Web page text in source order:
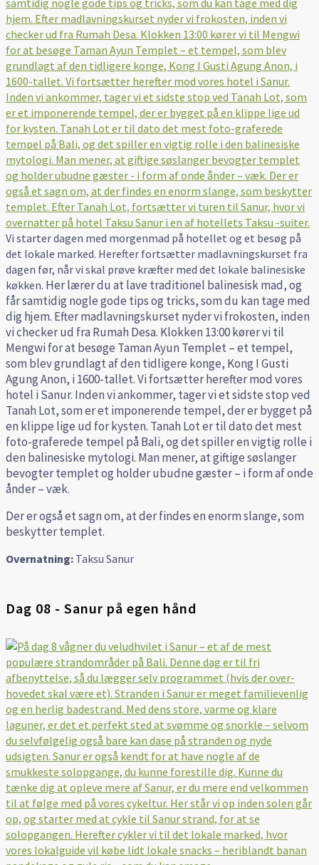
Vi starter dagen med morgenmad på hotellet og et besøg på
det lokale marked. Herefter fortsætter madlavningskurset fra
dagen før, når vi skal prøve kræfter med det lokale balinesiske
køkken. Her lærer du at lave traditionel balinesisk mad, og
får samtidig nogle gode tips og tricks, som du kan tage med
dig hjem. Efter madlavningskurset nyder vi frokosten, inden
vi checker ud fra Rumah Desa. Klokken 13:00 kører vi til
Mengwi for at besøge Taman Ayun Templet – et tempel,
som blev grundlagt af den tidligere konge, Kong I Gusti
Agung Anon, i 1600-tallet. Vi fortsætter herefter mod vores
hotel i Sanur. Inden vi ankommer, tager vi et sidste stop ved
Tanah Lot, som er et imponerende tempel, der er bygget på
en klippe lige ud for kysten. Tanah Lot er til dato det mest
foto-graferede tempel på Bali, og det spiller en vigtig rolle i
den balinesiske mytologi. Man mener, at giftige søslanger
bevogter templet og holder ubudne gæster – i form af onde
ånder – væk.
Der er også et sagn om, at der findes en enorm slange, som
beskytter templet.
Overnatning: Taksu Sanur
Dag 08 - Sanur på egen hånd